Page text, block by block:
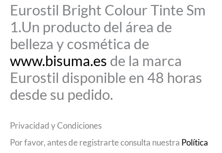
Eurostil Bright Colour Tinte Sm
1.Un producto del área de
belleza y cosmética de
www.bisuma.es de la marca
Eurostil disponible en 48 horas
desde su pedido.
Privacidad y Condiciones
Por favor, antes de registrarte consulta nuestra Política